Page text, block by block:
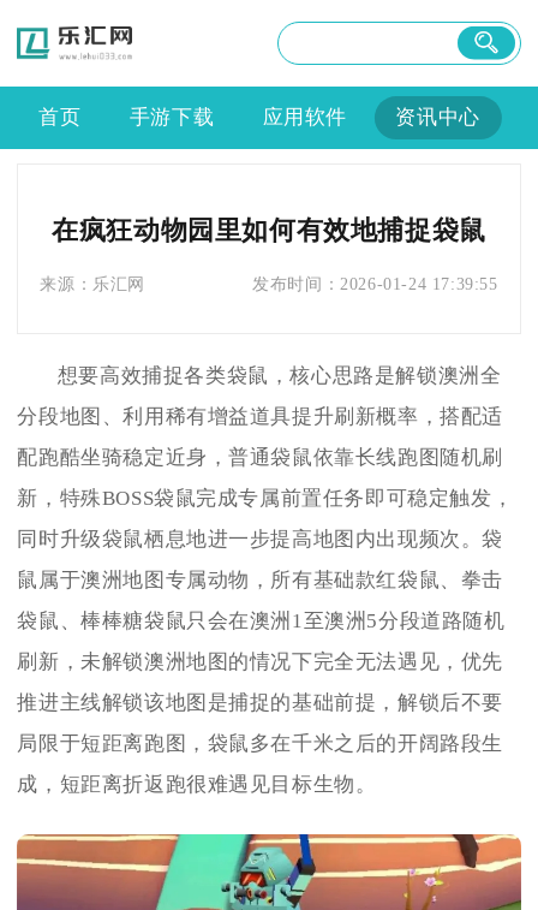
首页 手游下载 应用软件 资讯中心
在疯狂动物园里如何有效地捕捉袋鼠
来源： 乐汇网 发布时间： 2026-01-24 17:39:55
想要高效捕捉各类袋鼠，核心思路是解锁澳洲全
分段地图、利用稀有增益道具提升刷新概率，搭配适
配跑酷坐骑稳定近身，普通袋鼠依靠长线跑图随机刷
新，特殊BOSS袋鼠完成专属前置任务即可稳定触发，
同时升级袋鼠栖息地进一步提高地图内出现频次。袋
鼠属于澳洲地图专属动物，所有基础款红袋鼠、拳击
袋鼠、棒棒糖袋鼠只会在澳洲1至澳洲5分段道路随机
刷新，未解锁澳洲地图的情况下完全无法遇见，优先
推进主线解锁该地图是捕捉的基础前提，解锁后不要
局限于短距离跑图，袋鼠多在千米之后的开阔路段生
成，短距离折返跑很难遇见目标生物。